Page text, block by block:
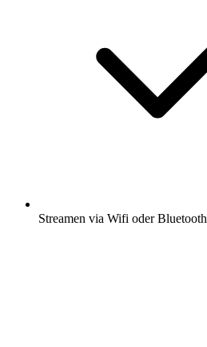
Streamen via Wifi oder Bluetooth